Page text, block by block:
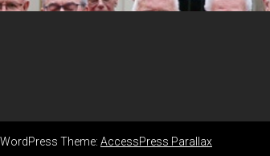
WordPress Theme: AccessPress Parallax